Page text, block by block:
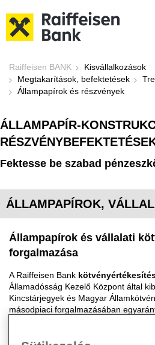
Állampapírok és
Raiffeisen BANK
Kisvállalkozások
Megtakarítások, befektetések
Állampapírok és részvények
ÁLLAMPAPÍR-
Fektesse be szabad
ÁLLAMPAPÍROK,
Állampapírok és vállalati
forgalmazása
A Raiffeisen Bank
Államadósság Kezelő Központ által
Kincstárjegyek és Magyar
másodpiaci forgalmazásában